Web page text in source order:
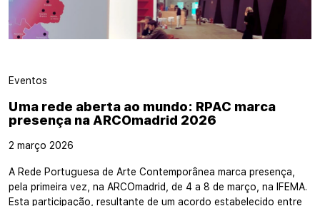
Eventos
Uma rede aberta ao mundo: RPAC marca
presença na ARCOmadrid 2026
2 março 2026
A Rede Portuguesa de Arte Contemporânea marca presença,
pela primeira vez, na ARCOmadrid, de 4 a 8 de março, na IFEMA.
Esta participação, resultante de um acordo estabelecido entre